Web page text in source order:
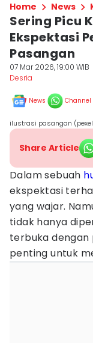
Home News
Sering Picu
Ekspektasi
Pasangan
07 Mar 2026, 19:00 WIB
Desria
News Channel
ilustrasi pasangan
Share Article
Dalam sebuah
ekspektasi
yang wajar.
tidak hanya
terbuka dengan
penting untuk